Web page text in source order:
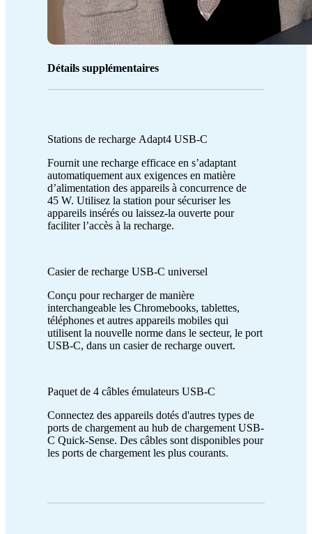
Détails supplémentaires
Stations de recharge Adapt4 USB-C
Fournit une recharge efficace en s’adaptant
automatiquement aux exigences en matière
d’alimentation des appareils à concurrence de
45 W. Utilisez la station pour sécuriser les
appareils insérés ou laissez-la ouverte pour
faciliter l’accès à la recharge.
Casier de recharge USB-C universel
Conçu pour recharger de manière
interchangeable les Chromebooks, tablettes,
téléphones et autres appareils mobiles qui
utilisent la nouvelle norme dans le secteur, le port
USB-C, dans un casier de recharge ouvert.
Paquet de 4 câbles émulateurs USB-C
Connectez des appareils dotés d'autres types de
ports de chargement au hub de chargement USB-
C Quick-Sense. Des câbles sont disponibles pour
les ports de chargement les plus courants.